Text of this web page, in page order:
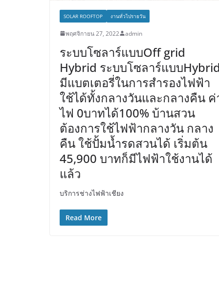
SOLAR ROOFTOP งานทั่วไปรายวัน
พฤศจิกายน 27, 2022 admin
ระบบโซลาร์แบบOff grid
Hybrid ระบบโซลาร์แบบ
มีแบตเตอรี่ในการสำรองไฟฟ้า
ใช้ได้ทั้งกลางวันและกลางคืน ค่
ไฟ 0บาทได้100% บ้านสวน
ต้องการใช้ไฟฟ้ากลางวัน กลาง
คืน ใช้ปั้มน้ำรดสวนได้ เริ่มต้น
45,900 บาทก็มีไฟฟ้าใช้งานได้
แล้ว
บริการช่างไฟฟ้าเชียง
Read More